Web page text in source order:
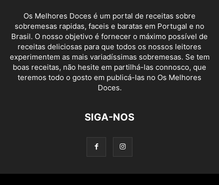
Os Melhores Doces é um portal de receitas sobre
sobremesas rapidas, faceis e baratas em Portugal e no
Brasil. O nosso objetivo é fornecer o máximo possível de
receitas deliciosas para que todos os nossos leitores
experimentem as mais variadíssimas sobremesas. Se tem
boas receitas, não hesite em partilhá-las connosco, que
teremos todo o gosto em publicá-las no Os Melhores
Doces.
SIGA-NOS